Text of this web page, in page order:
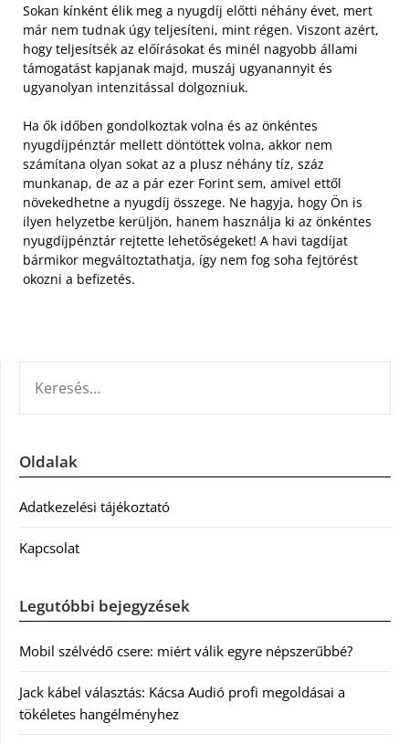
Sokan kínként élik meg a nyugdíj előtti néhány évet, mert
már nem tudnak úgy teljesíteni, mint régen. Viszont azért,
hogy teljesítsék az előírásokat és minél nagyobb állami
támogatást kapjanak majd, muszáj ugyanannyit és
ugyanolyan intenzitással dolgozniuk.
Ha ők időben gondolkoztak volna és az önkéntes
nyugdíjpénztár mellett döntöttek volna, akkor nem
számítana olyan sokat az a plusz néhány tíz, száz
munkanap, de az a pár ezer Forint sem, amivel ettől
növekedhetne a nyugdíj összege. Ne hagyja, hogy Ön is
ilyen helyzetbe kerüljön, hanem használja ki az önkéntes
nyugdíjpénztár rejtette lehetőségeket! A havi tagdíjat
bármikor megváltoztathatja, így nem fog soha fejtörést
okozni a befizetés.
Oldalak
Adatkezelési tájékoztató
Kapcsolat
Legutóbbi bejegyzések
Mobil szélvédő csere: miért válik egyre népszerűbbé?
Jack kábel választás: Kácsa Audió profi megoldásai a
tökéletes hangélményhez